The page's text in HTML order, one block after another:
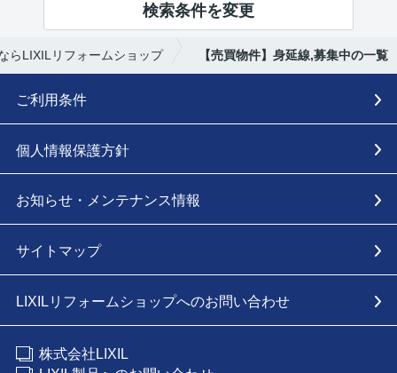
検索条件を変更
らLIXILリフォームショップ 【売買物件】身延線,募集中の一覧
ご利用条件
個人情報保護方針
お知らせ・メンテナンス情報
サイトマップ
LIXILリフォームショップへのお問い合わせ
株式会社LIXIL